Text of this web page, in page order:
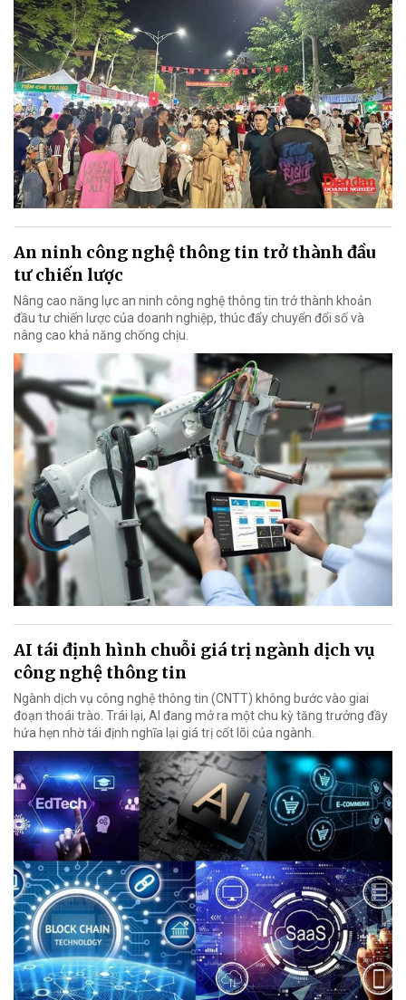
An ninh công nghệ thông tin trở thành đầu
tư chiến lược
Nâng cao năng lực an ninh công nghệ thông tin trở thành khoản
đầu tư chiến lược của doanh nghiệp, thúc đẩy chuyển đổi số và
nâng cao khả năng chống chịu.
AI tái định hình chuỗi giá trị ngành dịch vụ
công nghệ thông tin
Ngành dịch vụ công nghệ thông tin (CNTT) không bước vào giai
đoạn thoái trào. Trái lại, AI đang mở ra một chu kỳ tăng trưởng đầy
hứa hẹn nhờ tái định nghĩa lại giá trị cốt lõi của ngành.